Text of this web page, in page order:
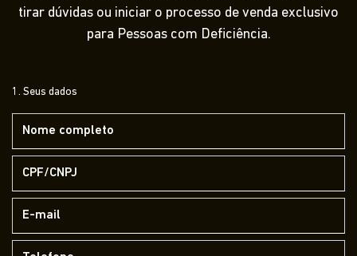
tirar dúvidas ou iniciar o processo de venda exclusivo
para Pessoas com Deficiência.
1. Seus dados